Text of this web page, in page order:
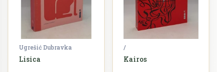
Ugrešić Dubravka
Lisica
/
Kairos